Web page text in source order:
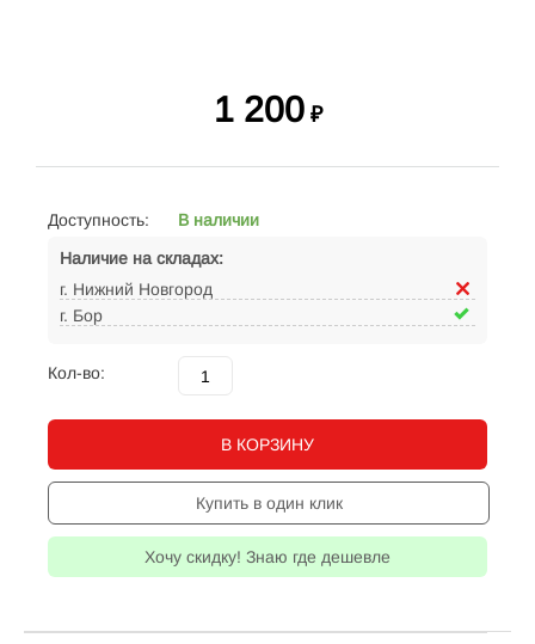
1 200 ₽
Доступность:
В наличии
Наличие на складах:
г. Нижний Новгород
г. Бор
Кол-во:
В КОРЗИНУ
Купить в один клик
Хочу скидку! Знаю где дешевле